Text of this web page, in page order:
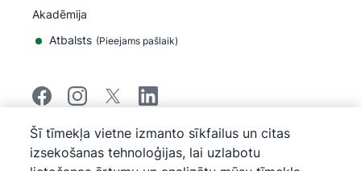
Akadēmija
Atbalsts (Pieejams pašlaik)
© 2026Pipedrive
Pipedrive
Pakalpojumu sniegšanas noteikumi
Šī tīmekļa vietne izmanto sīkfailus un citas
izsekošanas tehnoloģijas, lai uzlabotu